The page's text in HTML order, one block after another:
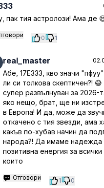
пак тия астролози! Ама де
0 1
real_master
Абе, 17E333, кво значи
ли си толкова скептичен?!
супер развълнуван за 2026-
яко нещо, брат, ще ни
в Европа! И да, може да
откачено с тия звезди, ама
какъв по-хубав начин да
народа?! Да имаме надежда
позитивна енергия за
които
Отговори 1 0